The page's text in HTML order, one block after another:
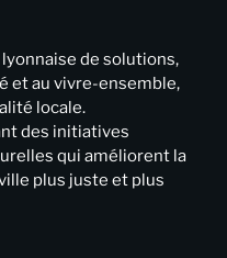
de solutions,
et au vivre-ensemble,
locale.
des initiatives
qui améliorent la
plus juste et plus